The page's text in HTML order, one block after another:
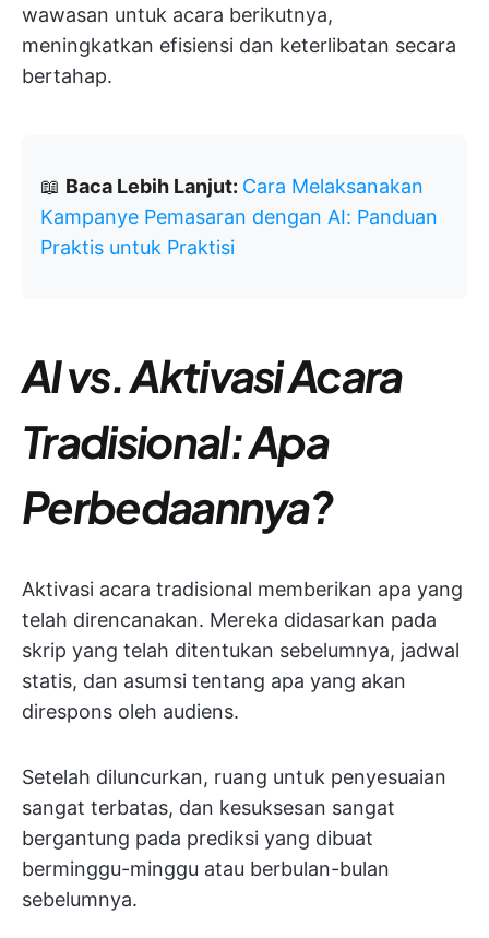
wawasan untuk acara berikutnya,
meningkatkan efisiensi dan keterlibatan secara
bertahap.
📖 Baca Lebih Lanjut: Cara Melaksanakan
Kampanye Pemasaran dengan AI: Panduan
Praktis untuk Praktisi
AI vs. Aktivasi Acara
Tradisional: Apa
Perbedaannya?
Aktivasi acara tradisional memberikan apa yang
telah direncanakan. Mereka didasarkan pada
skrip yang telah ditentukan sebelumnya, jadwal
statis, dan asumsi tentang apa yang akan
direspons oleh audiens.
Setelah diluncurkan, ruang untuk penyesuaian
sangat terbatas, dan kesuksesan sangat
bergantung pada prediksi yang dibuat
berminggu-minggu atau berbulan-bulan
sebelumnya.